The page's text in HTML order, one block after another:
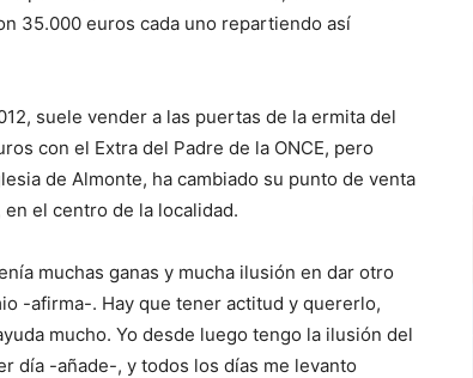
35.000 euros cada uno repartiendo así
suele vender a las puertas de la ermita del
con el Extra del Padre de la ONCE, pero
de Almonte, ha cambiado su punto de venta
el centro de la localidad.
muchas ganas y mucha ilusión en dar otro
-afirma-. Hay que tener actitud y quererlo,
mucho. Yo desde luego tengo la ilusión del
día -añade-, y todos los días me levanto